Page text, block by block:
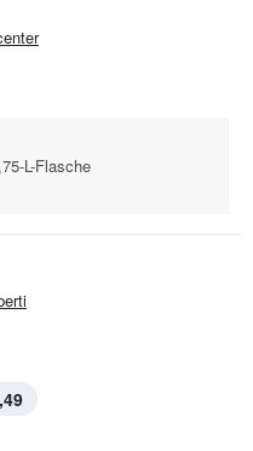
L-Flasche